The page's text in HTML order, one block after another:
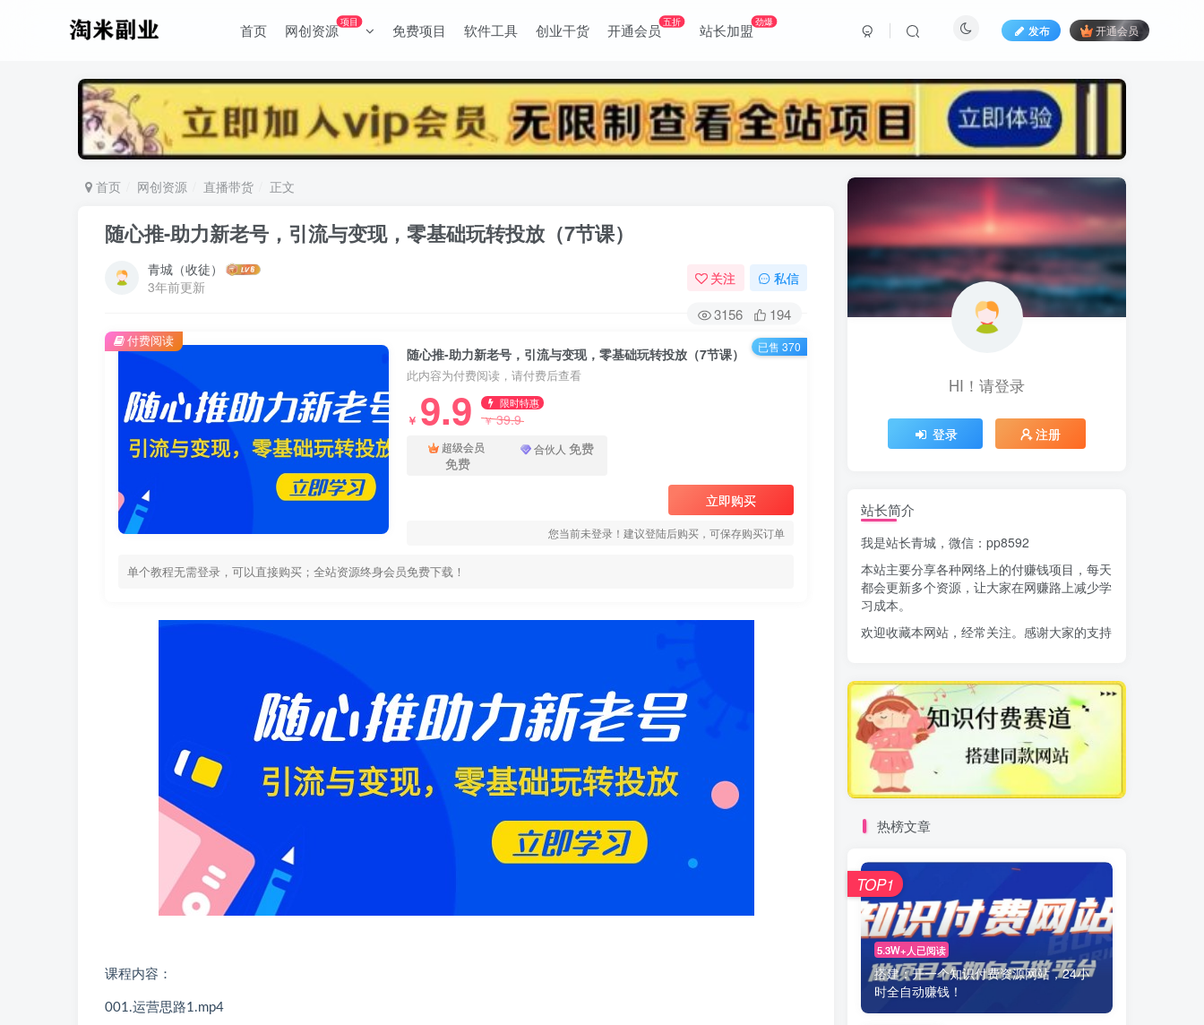
首页 网创资源项目 免费项目 软件工具 创业干货 开通会员五折 站长加盟劲爆
发布 开通会员
首页 网创资源 直播带货 正文
随心推-助力新老号，引流与变现，零基础玩转投放（7节课）
青城（收徒）
3年前更新
关注 私信
3156 194
随心推-助力新老号，引流与变现，零基础玩转投放（7节课）
此内容为付费阅读，请付费后查看
￥ 9.9 限时特惠
￥39.9
超级会员
免费
合伙人 免费
立即购买
您当前未登录！建议登陆后购买，可保存购买订单
单个教程无需登录，可以直接购买；全站资源终身会员免费下载！
付费阅读 已售 370
课程内容：
001.运营思路1.mp4
黑科技(1) 黑神话(1)
鱼塘起号(1) 魔兽亚服 魔兽(1)
高价女装(1) 骚气语音包(1) 驾校(2)
餐饮门店(1) 餐饮人(1)
风水教程
韩国动漫(1)
HI！请登录
登录 注册
站长简介
我是站长青城，微信：pp8592
本站主要分享各种网络上的付赚钱项目，每天
都会更新多个资源，让大家在网赚路上减少学
习成本。
欢迎收藏本网站，经常关注。感谢大家的支持
热榜文章
5.3W+人已阅读
搭建：开一个知识付费资源网站，24小
时全自动赚钱！
TOP1